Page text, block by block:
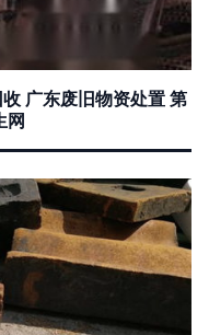
广东废旧物资处置 第
网